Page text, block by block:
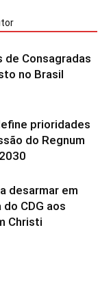
de Consagradas
no Brasil
prioridades
do Regnum
desarmar em
CDG aos
Christi